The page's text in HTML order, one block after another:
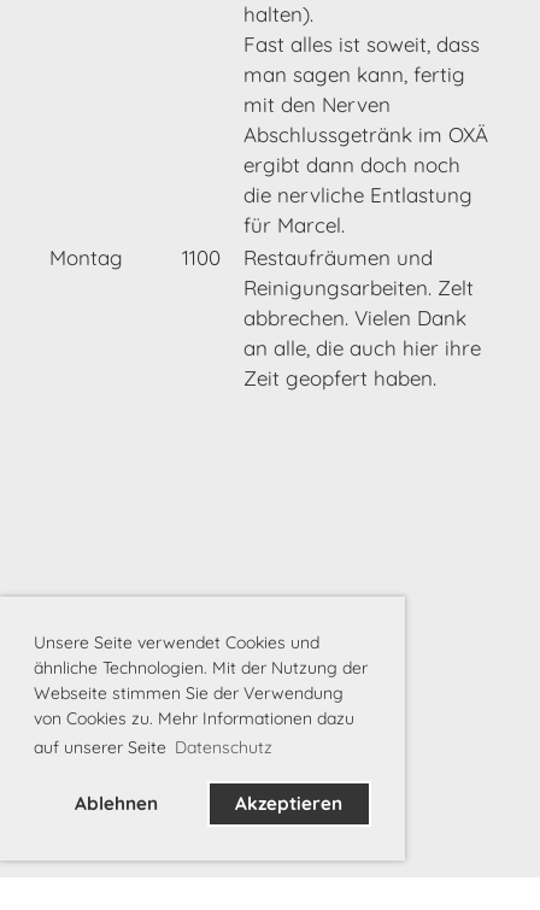
Unsere Seite verwendet Cookies und
ähnliche Technologien. Mit der Nutzung der
Webseite stimmen Sie der Verwendung
von Cookies zu. Mehr Informationen dazu
auf unserer Seite Datenschutz
Ablehnen Akzeptieren
halten).
Fast alles ist soweit, dass
man sagen kann, fertig
mit den Nerven
Abschlussgetränk im OXÄ
ergibt dann doch noch
die nervliche Entlastung
für Marcel.
Montag
1100
Restaufräumen und
Reinigungsarbeiten. Zelt
abbrechen. Vielen Dank
an alle, die auch hier ihre
Zeit geopfert haben.